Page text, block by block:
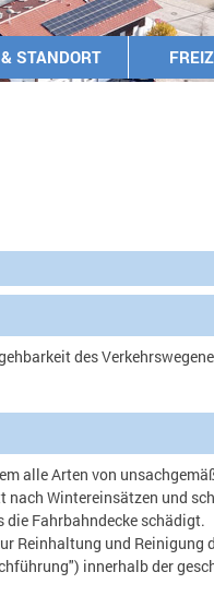
STANDORT
des
alle Arten von
nach Wintereinsätzen und
Fahrbahndecke schädigt.
Reinhaltung und Reinigung
innerhalb der